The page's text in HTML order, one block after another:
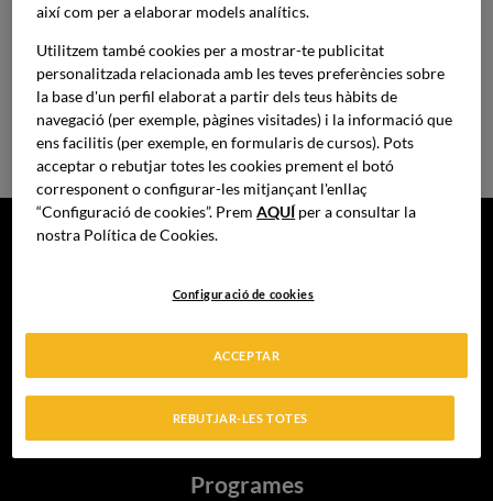
CA
Consultor d'estratègia comercial i
distribució al sector HORECA
Programes
així com per a elaborar models analítics.
Utilitzem també cookies per a mostrar-te publicitat
personalitzada relacionada amb les teves preferències sobre
la base d'un perfil elaborat a partir dels teus hàbits de
navegació (per exemple, pàgines visitades) i la informació que
ens facilitis (per exemple, en formularis de cursos). Pots
acceptar o rebutjar totes les cookies prement el botó
corresponent o configurar-les mitjançant l'enllaç
“Configuració de cookies”. PremAQUÍ per a consultar la
nostra Política de Cookies.
Configuració de cookies
REBUTJAR-LES TOTES
ACCEPTAR